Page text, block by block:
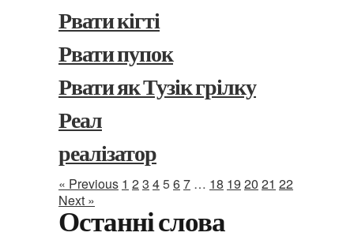
Рвати кігті
Рвати пупок
Рвати як Тузік грілку
Реал
реалізатор
« Previous 1 23 4567 … 18 19 20 21 22
Next »
Останні слова